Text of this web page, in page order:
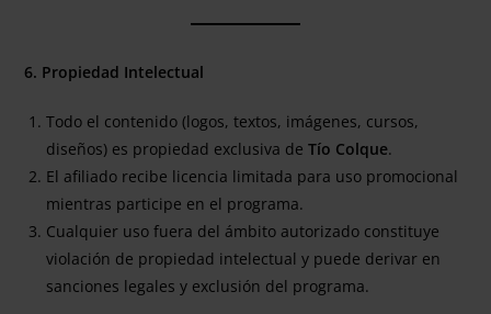
6. Propiedad Intelectual
Todo el contenido (logos, textos, imágenes, cursos,
diseños) es propiedad exclusiva deTío Colque.
El afiliado recibe licencia limitada para uso promocional
mientras participe en el programa.
Cualquier uso fuera del ámbito autorizado constituye
violación de propiedad intelectual y puede derivar en
sanciones legales y exclusión del programa.